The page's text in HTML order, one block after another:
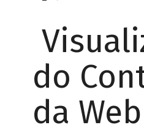
do
da Web